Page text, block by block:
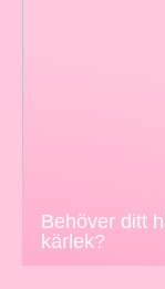
Behöver ditt
kärlek?